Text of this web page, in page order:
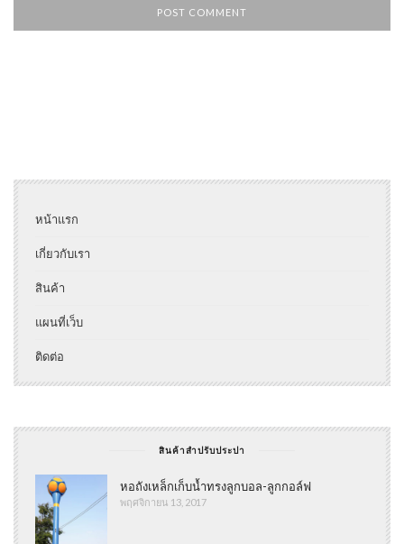
หน้าแรก
เกี่ยวกับเรา
สินค้า
แผนที่เว็บ
ติดต่อ
สินค้าสำปรับประปา
หอถังเหล็กเก็บน้ำทรงลูกบอล-ลูกกอล์ฟ
พฤศจิกายน 13, 2017